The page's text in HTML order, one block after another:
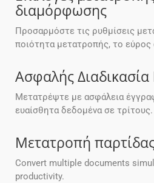
διαμόρφωσης
Προσαρμόστε τις ρυθμίσεις
ποιότητα μετατροπής, το εύρος
Ασφαλής
Μετατρέψτε με ασφάλεια
ευαίσθητα δεδομένα σε τρίτους.
Μετατροπή
Convert multiple documents
productivity.